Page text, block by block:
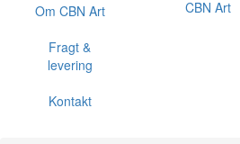
Om CBN Art
Fragt &
levering
Kontakt